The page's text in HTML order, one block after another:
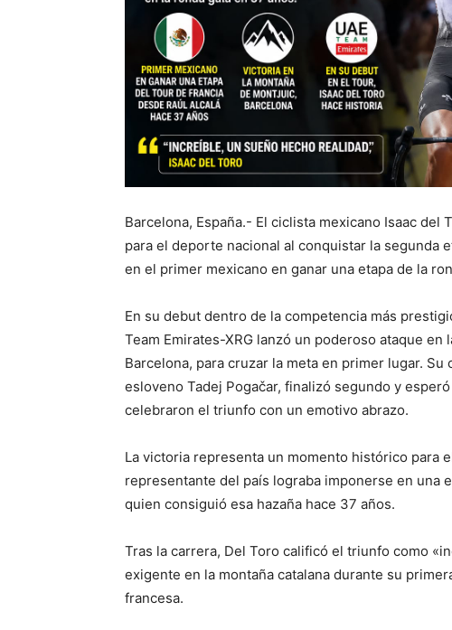
Barcelona, España.- El ciclista mexicano Isaac
para el deporte nacional al conquistar la segunda
en el primer mexicano en ganar una etapa de la
En su debut dentro de la competencia más
Team Emirates-XRG lanzó un poderoso ataque
Barcelona, para cruzar la meta en primer lugar.
esloveno Tadej Pogačar, finalizó segundo y
celebraron el triunfo con un emotivo abrazo.
La victoria representa un momento histórico para
representante del país lograba imponerse en una
quien consiguió esa hazaña hace 37 años.
Tras la carrera, Del Toro calificó el triunfo como
exigente en la montaña catalana durante su
francesa.